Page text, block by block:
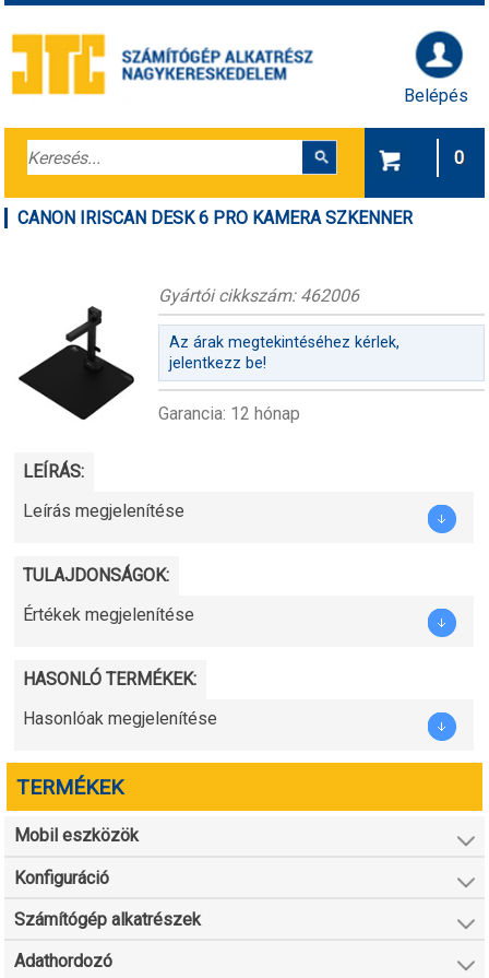
Belépés
0
CANON IRISCAN DESK 6 PRO KAMERA SZKENNER
Gyártói cikkszám: 462006
Az árak megtekintéséhez kérlek,
jelentkezz be!
Garancia: 12 hónap
LEÍRÁS:
Leírás megjelenítése
TULAJDONSÁGOK:
Értékek megjelenítése
HASONLÓ TERMÉKEK:
Hasonlóak megjelenítése
TERMÉKEK
Mobil eszközök
Konfiguráció
Számítógép alkatrészek
Adathordozó